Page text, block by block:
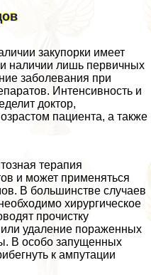
закупорки имеет
наличии лишь первичных
заболевания при
Интенсивность и
доктор,
пациента, а также
терапия
и может применяться
В большинстве случаев
хирургическое
прочистку
или удаление пораженных
В особо запущенных
к ампутации